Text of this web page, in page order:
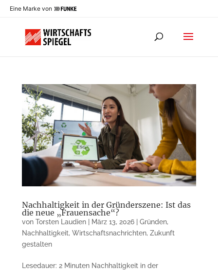
Eine Marke von
Nachhaltigkeit in der Gründerszene: Ist das
die neue „Frauensache“?
von Torsten Laudien| März 13, 2026| Gründen,
Nachhaltigkeit, Wirtschaftsnachrichten, Zukunft
gestalten
Lesedauer: 2 Minuten Nachhaltigkeit in der